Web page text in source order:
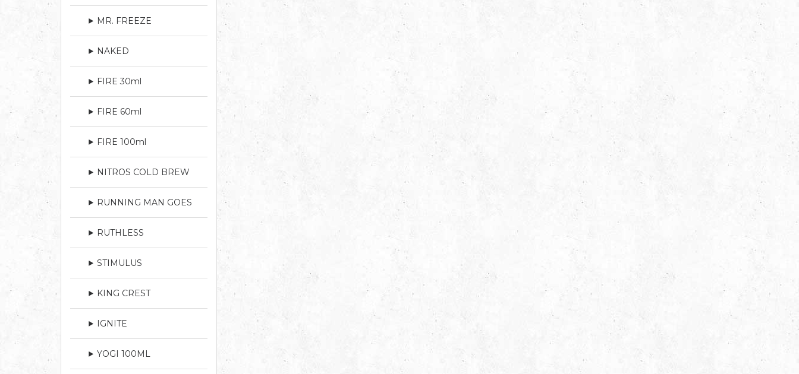
MR. FREEZE
NAKED
FIRE 30ml
FIRE 60ml
FIRE 100ml
NITROS COLD BREW
RUNNING MAN GOES
RUTHLESS
STIMULUS
KING CREST
IGNITE
YOGI 100ML